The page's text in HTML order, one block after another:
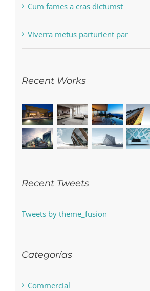
Cum fames a cras dictumst
Viverra metus parturient par
Recent Works
Recent Tweets
Tweets by theme_fusion
Categorías
Commercial